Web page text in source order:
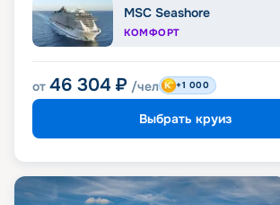
MSC Seashore
КОМФОРТ
от 46 304 ₽ /чел +1 000
Выбрать круиз